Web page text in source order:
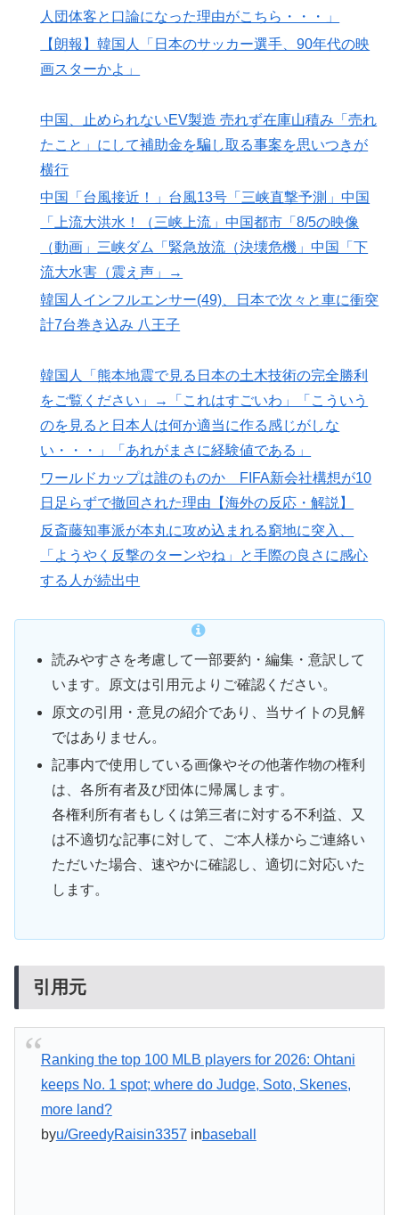
人団体客と口論になった理由がこちら・・・」
【朗報】韓国人「日本のサッカー選手、90年代の映
画スターかよ」
中国、止められないEV製造 売れず在庫山積み「売れ
たこと」にして補助金を騙し取る事案を思いつきが
横行
中国「台風接近！」台風13号「三峡直撃予測」中国
「上流大洪水！（三峡上流」中国都市「8/5の映像
（動画」三峡ダム「緊急放流（決壊危機」中国「下
流大水害（震え声」→
韓国人インフルエンサー(49)、日本で次々と車に衝突
計7台巻き込み 八王子
韓国人「熊本地震で見る日本の土木技術の完全勝利
をご覧ください」→「これはすごいわ」「こういう
のを見ると日本人は何か適当に作る感じがしな
い・・・」「あれがまさに経験値である」
ワールドカップは誰のものか FIFA新会社構想が10
日足らずで撤回された理由【海外の反応・解説】
反斎藤知事派が本丸に攻め込まれる窮地に突入、
「ようやく反撃のターンやね」と手際の良さに感心
する人が続出中
読みやすさを考慮して一部要約・編集・意訳して
います。原文は引用元よりご確認ください。
原文の引用・意見の紹介であり、当サイトの見解
ではありません。
記事内で使用している画像やその他著作物の権利
は、各所有者及び団体に帰属します。
各権利所有者もしくは第三者に対する不利益、又
は不適切な記事に対して、ご本人様からご連絡い
ただいた場合、速やかに確認し、適切に対応いた
します。
引用元
Ranking the top 100 MLB players for 2026: Ohtani
keeps No. 1 spot; where do Judge, Soto, Skenes,
more land?
byu/GreedyRaisin3357 inbaseball